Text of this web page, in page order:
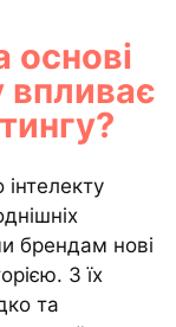
основі
впливає
брендам нові
З їх
та